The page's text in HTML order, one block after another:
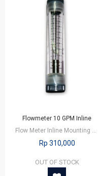
Flowmeter 10 GPM Inline
Rp 310,000
OUT OF STOCK